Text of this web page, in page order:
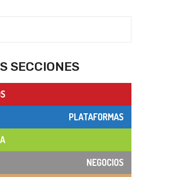
SECCIONES
PLATAFORMAS
NEGOCIOS